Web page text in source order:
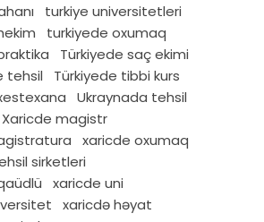
turkiye universitetleri
turkiyede oxumaq
Türkiyede saç ekimi
tehsil
Türkiyede tibbi kurs
Ukraynada tehsil
Xaricde magistr
xaricde oxumaq
sirketleri
xaricde uni
xaricdə həyat